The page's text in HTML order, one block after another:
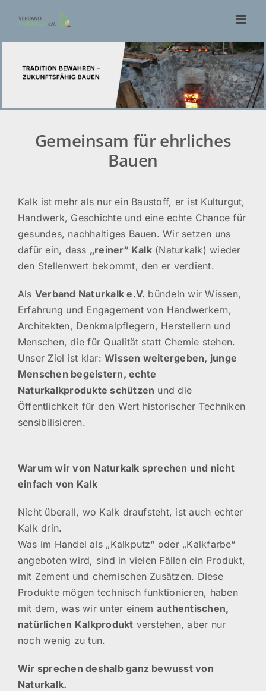
Inhalt
springen
Gemeinsam für ehrliches
Bauen
Kalk ist mehr als nur ein Baustoff, er ist Kulturgut,
Handwerk, Geschichte und eine echte Chance für
gesundes, nachhaltiges Bauen. Wir setzen uns
dafür ein, dass „reiner“ Kalk(Naturkalk) wieder
den Stellenwert bekommt, den er verdient.
Als Verband Naturkalk e.V. bündeln wir Wissen,
Erfahrung und Engagement von Handwerkern,
Architekten, Denkmalpflegern, Herstellern und
Menschen, die für Qualität statt Chemie stehen.
Unser Ziel ist klar:Wissen weitergeben, junge
Menschen begeistern, echte
Naturkalkprodukte schützen und die
Öffentlichkeit für den Wert historischer Techniken
sensibilisieren.
Warum wir von Naturkalk sprechen und nicht
einfach von Kalk
Nicht überall, wo Kalk draufsteht, ist auch echter
Kalk drin.
Was im Handel als „Kalkputz“ oder „Kalkfarbe“
angeboten wird, sind in vielen Fällen ein Produkt,
mit Zement und chemischen Zusätzen. Diese
Produkte mögen technisch funktionieren, haben
mit dem, was wir unter einem authentischen,
natürlichen Kalkprodukt verstehen, aber nur
noch wenig zu tun.
Wir sprechen deshalb ganz bewusst von
Naturkalk.